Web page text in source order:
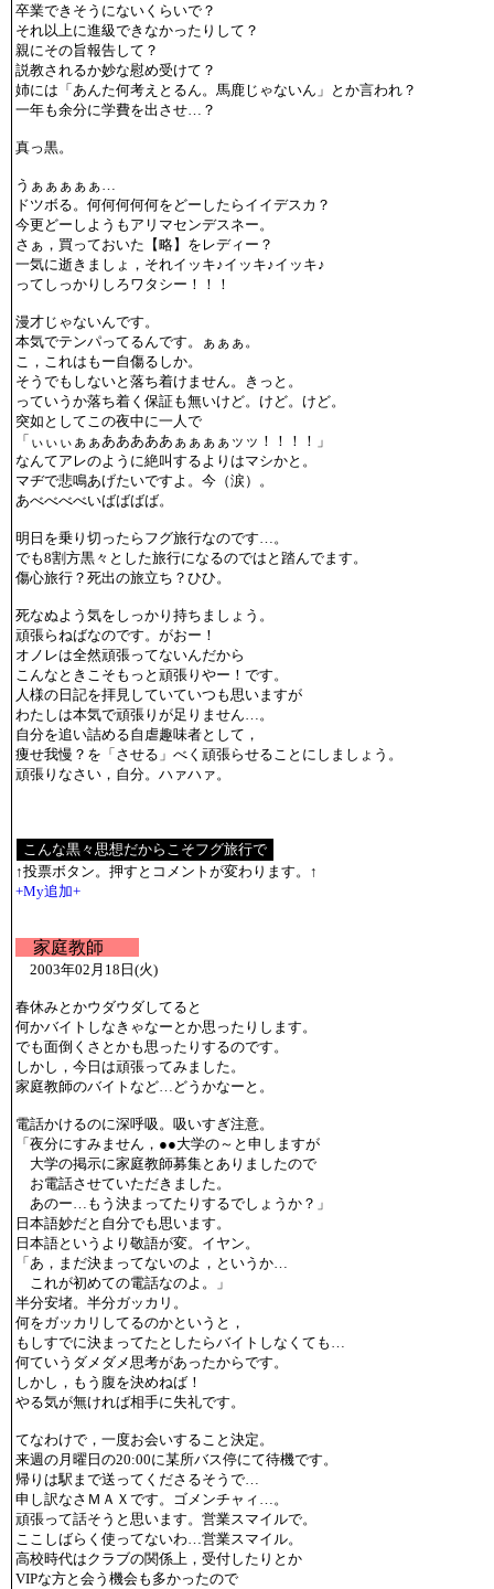
卒業できそうにないくらいで？
それ以上に進級できなかったりして？
親にその旨報告して？
説教されるか妙な慰め受けて？
姉には「あんた何考えとるん。馬鹿じゃないん」とか言われ？
一年も余分に学費を出させ…？
真っ黒。
うぁぁぁぁぁ…
ドツボる。何何何何何をどーしたらイイデスカ？
今更どーしようもアリマセンデスネー。
さぁ，買っておいた【略】をレディー？
一気に逝きましょ，それイッキ♪イッキ♪イッキ♪
ってしっかりしろワタシー！！！
漫才じゃないんです。
本気でテンパってるんです。ぁぁぁ。
こ，これはもー自傷るしか。
そうでもしないと落ち着けません。きっと。
っていうか落ち着く保証も無いけど。けど。けど。
突如としてこの夜中に一人で
「ぃぃぃぁぁあああああぁぁぁぁッッ！！！！」
なんてアレのように絶叫するよりはマシかと。
マヂで悲鳴あげたいですよ。今（涙）。
あべべべべいばばばば。
明日を乗り切ったらフグ旅行なのです…。
でも8割方黒々とした旅行になるのではと踏んでます。
傷心旅行？死出の旅立ち？ひひ。
死なぬよう気をしっかり持ちましょう。
頑張らねばなのです。がおー！
オノレは全然頑張ってないんだから
こんなときこそもっと頑張りやー！です。
人様の日記を拝見していていつも思いますが
わたしは本気で頑張りが足りません…。
自分を追い詰める自虐趣味者として，
痩せ我慢？を「させる」べく頑張らせることにしましょう。
頑張りなさい，自分。ハァハァ。
↑投票ボタン。押すとコメントが変わります。↑
+My追加+
家庭教師
2003年02月18日(火)
春休みとかウダウダしてると
何かバイトしなきゃなーとか思ったりします。
でも面倒くさとかも思ったりするのです。
しかし，今日は頑張ってみました。
家庭教師のバイトなど…どうかなーと。
電話かけるのに深呼吸。吸いすぎ注意。
「夜分にすみません，●●大学の～と申しますが
大学の掲示に家庭教師募集とありましたので
お電話させていただきました。
あのー…もう決まってたりするでしょうか？」
日本語妙だと自分でも思います。
日本語というより敬語が変。イヤン。
「あ，まだ決まってないのよ，というか…
これが初めての電話なのよ。」
半分安堵。半分ガッカリ。
何をガッカリしてるのかというと，
もしすでに決まってたとしたらバイトしなくても…
何ていうダメダメ思考があったからです。
しかし，もう腹を決めねば！
やる気が無ければ相手に失礼です。
てなわけで，一度お会いすること決定。
来週の月曜日の20:00に某所バス停にて待機です。
帰りは駅まで送ってくださるそうで…
申し訳なさＭＡＸです。ゴメンチャィ…。
頑張って話そうと思います。営業スマイルで。
ここしばらく使ってないわ…営業スマイル。
高校時代はクラブの関係上，受付したりとか
VIPな方と会う機会も多かったので